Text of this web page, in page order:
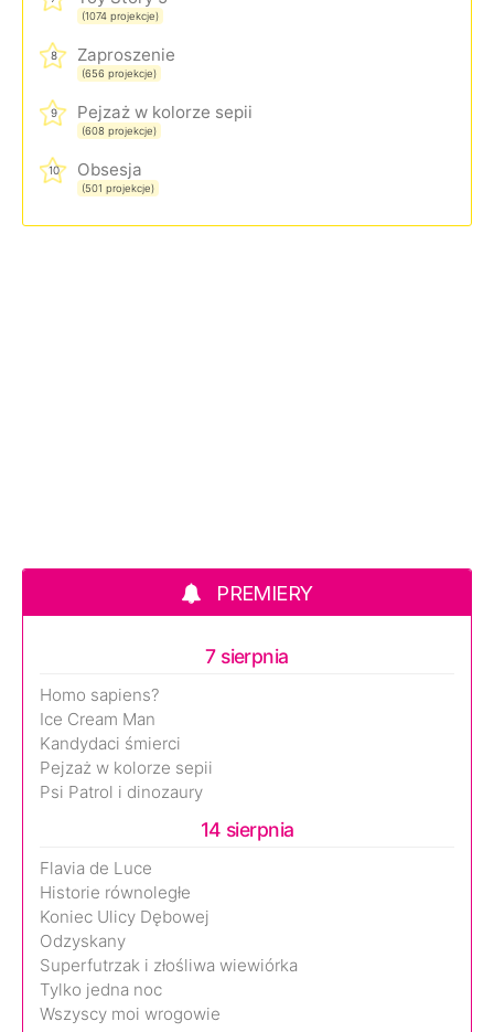
(1074 projekcje)
8 Zaproszenie
(656 projekcje)
9 Pejzaż w kolorze sepii
(608 projekcje)
10 Obsesja
(501 projekcje)
PREMIERY
7 sierpnia
Homo sapiens?
Ice Cream Man
Kandydaci śmierci
Pejzaż w kolorze sepii
Psi Patrol i dinozaury
14 sierpnia
Flavia de Luce
Historie równoległe
Koniec Ulicy Dębowej
Odzyskany
Superfutrzak i złośliwa wiewiórka
Tylko jedna noc
Wszyscy moi wrogowie